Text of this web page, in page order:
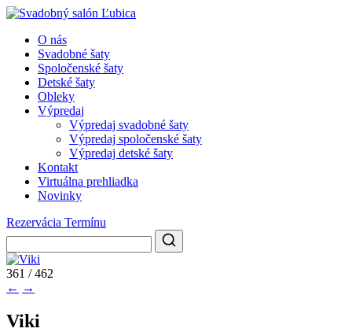
O nás
Svadobné šaty
Spoločenské šaty
Detské šaty
Obleky
Výpredaj
Výpredaj svadobné šaty
Výpredaj spoločenské šaty
Výpredaj detské šaty
Kontakt
Virtuálna prehliadka
Novinky
Rezervácia Termínu
361 / 462
← →
Viki